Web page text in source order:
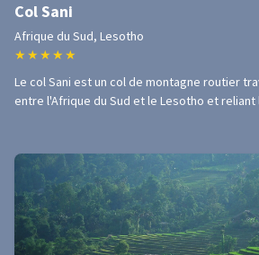
Col Sani
Afrique du Sud, Lesotho
★ ★ ★ ★ ★
Le col Sani est un col de montagne routier
entre l'Afrique du Sud et le Lesotho et reliant